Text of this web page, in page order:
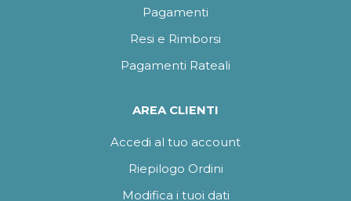
Pagamenti
Resi e Rimborsi
Pagamenti Rateali
AREA CLIENTI
Accedi al tuo account
Riepilogo Ordini
Modifica i tuoi dati